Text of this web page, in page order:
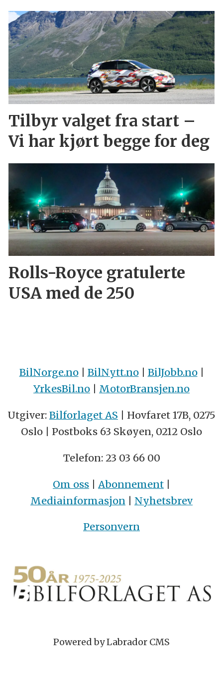
Tilbyr valget fra start –
Vi har kjørt begge for deg
Rolls-Royce gratulerte
USA med de 250
BilNorge.no| BilNytt.no| BilJobb.no|
YrkesBil.no | MotorBransjen.no
Utgiver: Bilforlaget AS | Hovfaret 17B, 0275
Oslo | Postboks 63 Skøyen, 0212 Oslo
Telefon: 23 03 66 00
Om oss | Abonnement |
Mediainformasjon | Nyhetsbrev
Personvern
Powered by Labrador CMS